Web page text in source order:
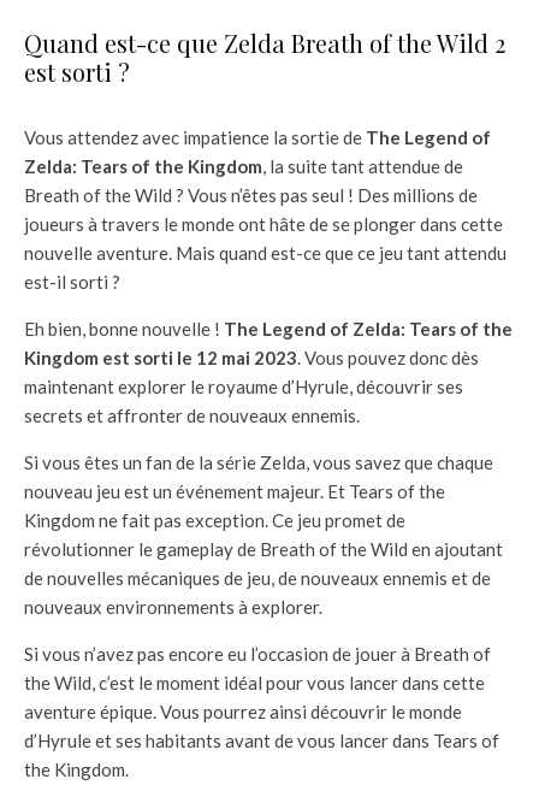
Quand est-ce que Zelda Breath of the Wild 2
est sorti ?
Vous attendez avec impatience la sortie de The Legend of
Zelda: Tears of the Kingdom, la suite tant attendue de
Breath of the Wild ? Vous n’êtes pas seul ! Des millions de
joueurs à travers le monde ont hâte de se plonger dans cette
nouvelle aventure. Mais quand est-ce que ce jeu tant attendu
est-il sorti ?
Eh bien, bonne nouvelle ! The Legend of Zelda: Tears of the
Kingdom est sorti le 12 mai 2023. Vous pouvez donc dès
maintenant explorer le royaume d’Hyrule, découvrir ses
secrets et affronter de nouveaux ennemis.
Si vous êtes un fan de la série Zelda, vous savez que chaque
nouveau jeu est un événement majeur. Et Tears of the
Kingdom ne fait pas exception. Ce jeu promet de
révolutionner le gameplay de Breath of the Wild en ajoutant
de nouvelles mécaniques de jeu, de nouveaux ennemis et de
nouveaux environnements à explorer.
Si vous n’avez pas encore eu l’occasion de jouer à Breath of
the Wild, c’est le moment idéal pour vous lancer dans cette
aventure épique. Vous pourrez ainsi découvrir le monde
d’Hyrule et ses habitants avant de vous lancer dans Tears of
the Kingdom.